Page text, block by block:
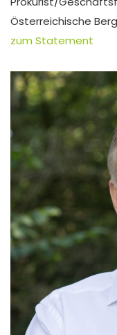
Österreichische
zum Statement